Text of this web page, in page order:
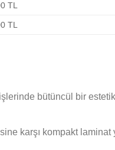
TL
TL
bütüncül bir
karşı kompakt laminat